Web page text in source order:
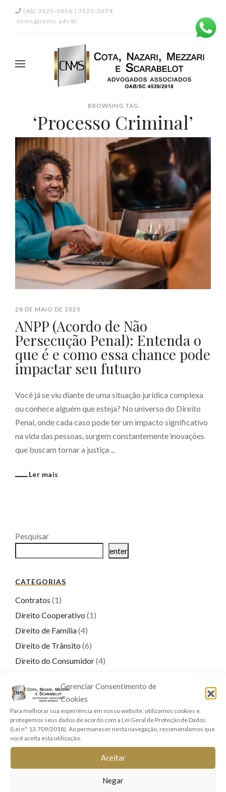
Gerenciar Consentimento de
Cookies
Para melhorar sua experiência em nosso website, utilizamos cookies e
protegemos seus dados de acordo com a Lei Geral de Proteção de Dados
(Lei n° 13.709/2018). Ao permanecer nesta navegação, recomendamos que
você aceita esta utilização.
Aceitar
Negar
(48) 3525-0856 | 3525-0974
cnms@cnms.adv.br
BROWSING TAG
‘Processo Criminal’
28 DE MAIO DE 2025
ANPP (Acordo de Não
Persecução Penal): Entenda o
que é e como essa chance pode
impactar seu futuro
Você já se viu diante de uma situação jurídica complexa
ou conhece alguém que esteja? No universo do Direito
Penal, onde cada caso pode ter um impacto significativo
na vida das pessoas, surgem constantemente inovações
que buscam tornar a justiça ...
Ler mais
Pesquisar
enter
CATEGORIAS
Contratos (1)
Direito Cooperativo (1)
Direito de Família(4)
Direito de Trânsito (6)
Direito do Consumidor(4)
Direito Penal(17)
Direito Previdenciário
Direitos Real e Imobiliário(1)
Família e Sucessões
Registro Civil(1)
(8)